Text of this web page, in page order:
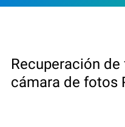
Recuperación
cámara de fotos